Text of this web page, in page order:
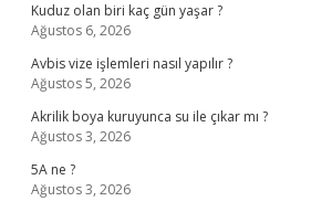
Kuduz olan biri kaç gün yaşar ?
Ağustos 6, 2026
Avbis vize işlemleri nasıl yapılır ?
Ağustos 5, 2026
Akrilik boya kuruyunca su ile çıkar mı ?
Ağustos 3, 2026
5A ne ?
Ağustos 3, 2026